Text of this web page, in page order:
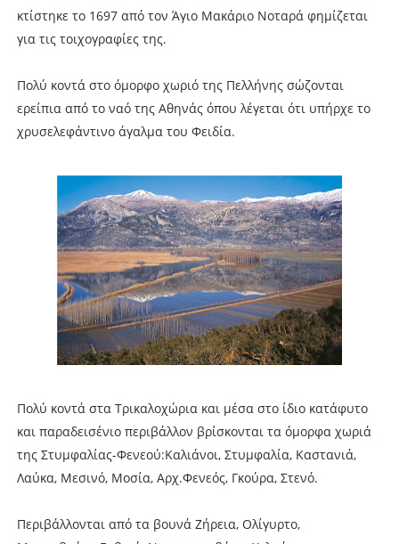
κτίστηκε το 1697 από τον Άγιο Μακάριο Νοταρά φημίζεται
για τις τοιχογραφίες της.
Πολύ κοντά στο όμορφο χωριό της Πελλήνης σώζονται
ερείπια από το ναό της Αθηνάς όπου λέγεται ότι υπήρχε το
χρυσελεφάντινο άγαλμα του Φειδία.
Πολύ κοντά στα Τρικαλοχώρια και μέσα στο ίδιο κατάφυτο
και παραδεισένιο περιβάλλον βρίσκονται τα όμορφα χωριά
της Στυμφαλίας-Φενεού:Καλιάνοι, Στυμφαλία, Καστανιά,
Λαύκα, Μεσινό, Μοσία, Αρχ.Φενεός, Γκούρα, Στενό.
Περιβάλλονται από τα βουνά Ζήρεια, Ολίγυρτο,